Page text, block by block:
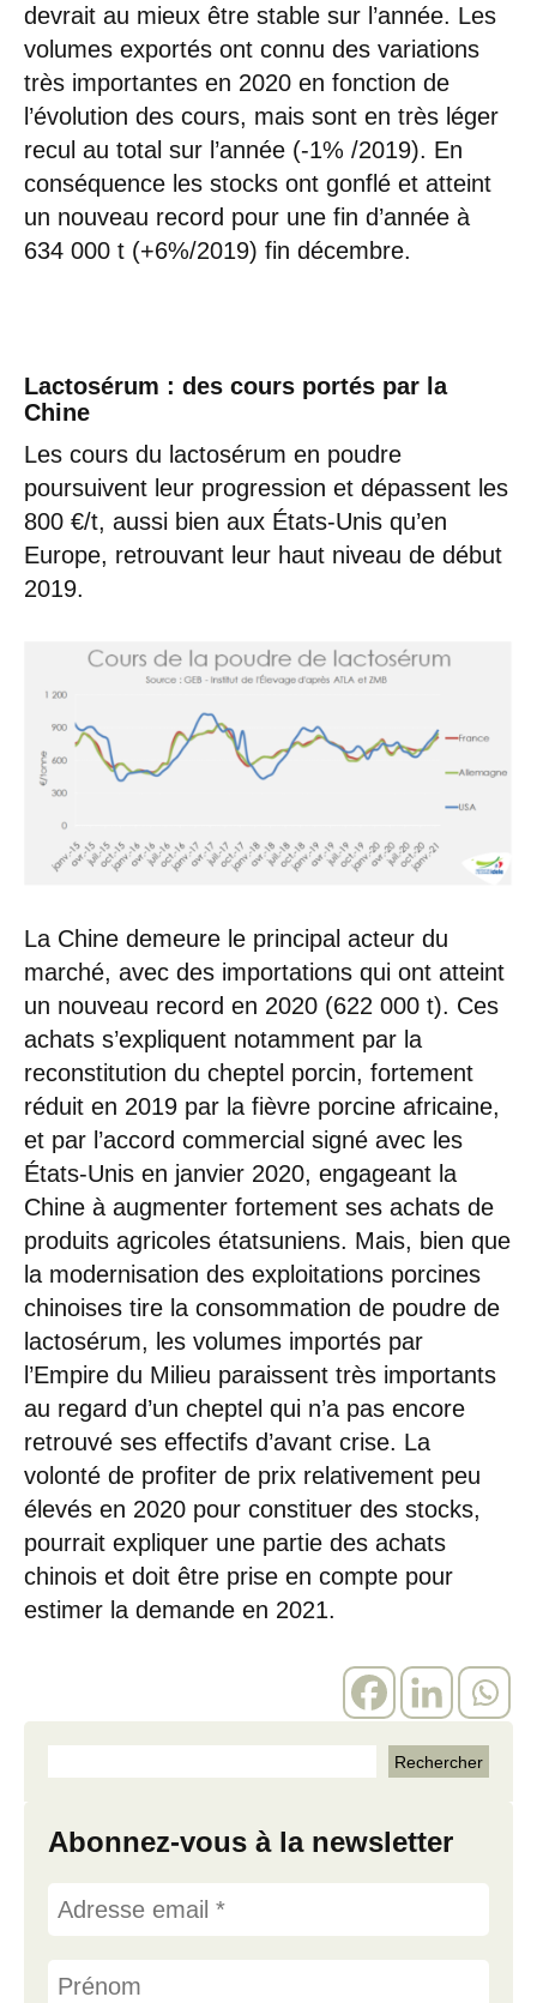
devrait au mieux être stable sur l’année. Les
volumes exportés ont connu des variations
très importantes en 2020 en fonction de
l’évolution des cours, mais sont en très léger
recul au total sur l’année (-1% /2019). En
conséquence les stocks ont gonflé et atteint
un nouveau record pour une fin d’année à
634 000 t (+6%/2019) fin décembre.
Lactosérum : des cours portés par la
Chine
Les cours du lactosérum en poudre
poursuivent leur progression et dépassent les
800 €/t, aussi bien aux États-Unis qu’en
Europe, retrouvant leur haut niveau de début
2019.
La Chine demeure le principal acteur du
marché, avec des importations qui ont atteint
un nouveau record en 2020 (622 000 t). Ces
achats s’expliquent notamment par la
reconstitution du cheptel porcin, fortement
réduit en 2019 par la fièvre porcine africaine,
et par l’accord commercial signé avec les
États-Unis en janvier 2020, engageant la
Chine à augmenter fortement ses achats de
produits agricoles étatsuniens. Mais, bien que
la modernisation des exploitations porcines
chinoises tire la consommation de poudre de
lactosérum, les volumes importés par
l’Empire du Milieu paraissent très importants
au regard d’un cheptel qui n’a pas encore
retrouvé ses effectifs d’avant crise. La
volonté de profiter de prix relativement peu
élevés en 2020 pour constituer des stocks,
pourrait expliquer une partie des achats
chinois et doit être prise en compte pour
estimer la demande en 2021.
Abonnez-vous à la newsletter